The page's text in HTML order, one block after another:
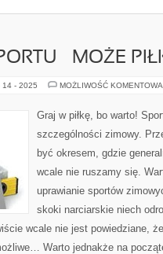
– MOŻE
14 - 2025 MOŻLIWOŚĆ
Graj w piłkę, bo warto!
szczególności zimowy.
być okresem, gdzie
wcale nie ruszamy się.
uprawianie sportów
skoki narciarskie niech
wcale nie jest powiedziane,
Warto jednakże na